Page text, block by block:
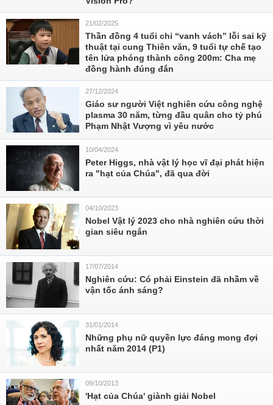
21/02/2025
Thần đồng 4 tuổi chỉ “vanh vách” lỗi sai kỹ
thuật tại cung Thiên văn, 9 tuổi tự chế tạo
tên lửa phóng thành công 200m: Cha mẹ
đồng hành đúng đắn
27/12/2024
Giáo sư người Việt nghiên cứu công nghệ
plasma 30 năm, từng đầu quân cho tỷ phú
Phạm Nhật Vượng vì yêu nước
10/04/2024
Peter Higgs, nhà vật lý học vĩ đại phát hiện
ra "hạt của Chúa", đã qua đời
04/10/2023
Nobel Vật lý 2023 cho nhà nghiên cứu thời
gian siêu ngắn
17/07/2014
Nghiên cứu: Có phải Einstein đã nhầm về
vận tốc ánh sáng?
31/01/2014
Những phụ nữ quyền lực đáng mong đợi
nhất năm 2014 (P1)
09/10/2013
'Hạt của Chúa' giành giải Nobel